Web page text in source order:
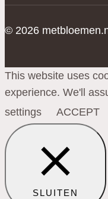
© 2026
This website uses
experience. We'll
settings
ACCEPT
SLUITEN